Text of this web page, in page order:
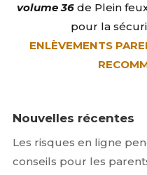
volume 36 de Plein
pour la
ENLÈVEMENTS
Nouvelles récentes
Les risques en ligne
conseils pour les